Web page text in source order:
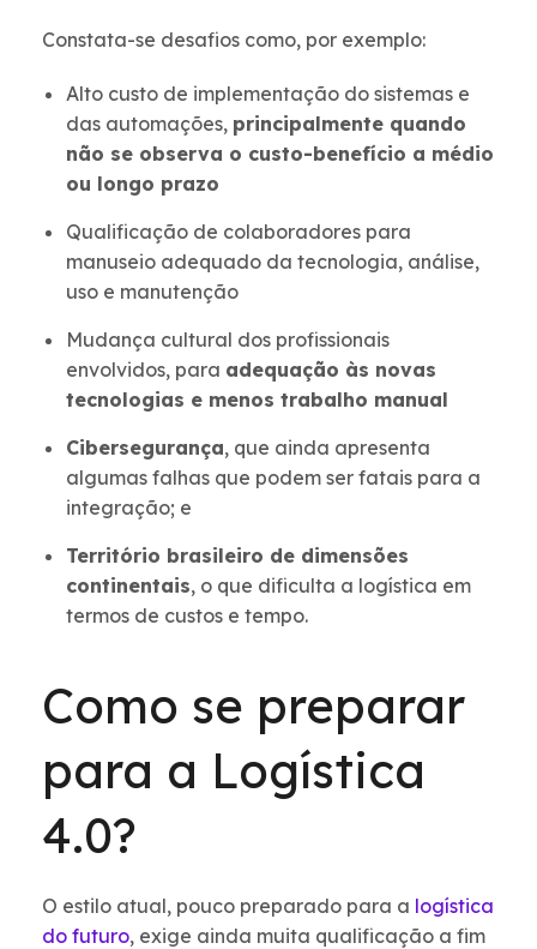
Constata-se desafios como, por exemplo:
Alto custo de implementação do sistemas e
das automações, principalmente quando
não se observa o custo-benefício a médio
ou longo prazo
Qualificação de colaboradores para
manuseio adequado da tecnologia, análise,
uso e manutenção
Mudança cultural dos profissionais
envolvidos, para adequação às novas
tecnologias e menos trabalho manual
Cibersegurança, que ainda apresenta
algumas falhas que podem ser fatais para a
integração; e
Território brasileiro de dimensões
continentais, o que dificulta a logística em
termos de custos e tempo.
Como se preparar
para a Logística
4.0?
O estilo atual, pouco preparado para a logística
do futuro, exige ainda muita qualificação a fim